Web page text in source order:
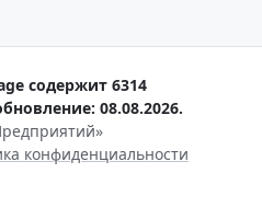
содержит 6314
08.08.2026.
конфиденциальности